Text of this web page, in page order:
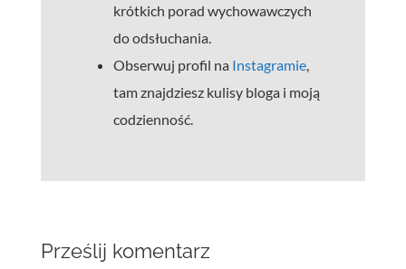
krótkich porad wychowawczych
do odsłuchania.
Obserwuj profil na Instagramie,
tam znajdziesz kulisy bloga i moją
codzienność.
Prześlij komentarz